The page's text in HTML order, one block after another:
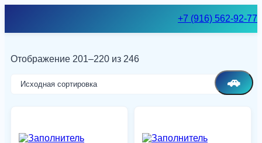
+7 (916) 562-92-77
🚗
Отображение 201–220 из 246